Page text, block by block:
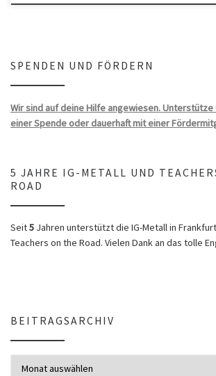
SPENDEN UND FÖRDERN
Wir sind auf deine Hilfe angewiesen. Unterstütze
einer Spende oder dauerhaft mit einer
5 JAHRE IG-METALL UND
ROAD
Seit5 Jahren unterstützt die IG-Metall in
Teachers on the Road. Vielen Dank an das tolle
BEITRAGSARCHIV